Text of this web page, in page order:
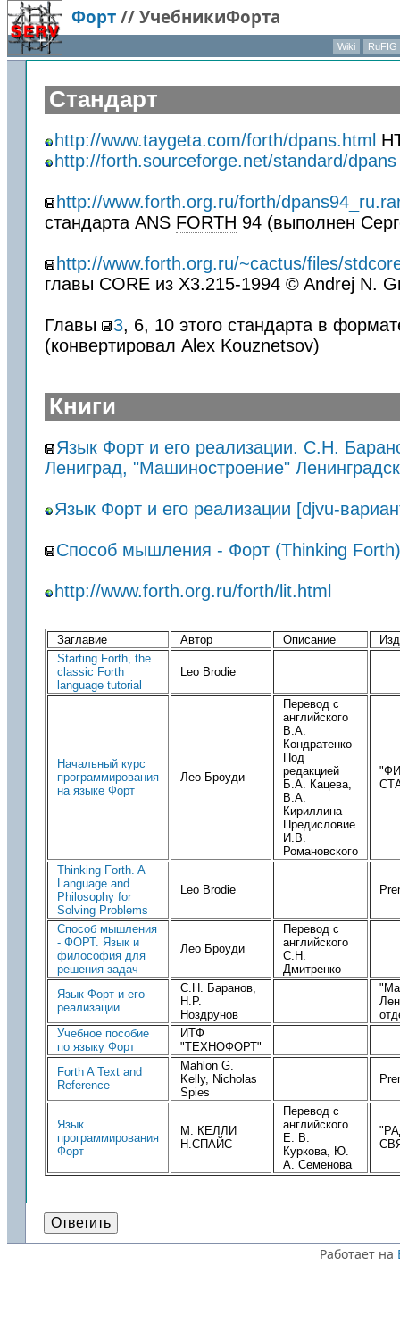
Форт // УчебникиФорта
Wiki RuFIG
Стандарт
http://www.taygeta.com/forth/dpans.html
http://forth.sourceforge.net/standard/dpans
http://www.forth.org.ru/forth/
стандарта ANS FORTH 94 (выполнен
http://www.forth.org.ru/~cactus/files/
главы CORE из X3.215-1994 © Andrej N.
Главы 3, 6, 10 этого стандарта в
(конвертировал Alex Kouznetsov)
Книги
Язык Форт и его реализации. С.Н.
Лениград, "Машиностроение"
Язык Форт и его реализации [djvu-
Способ мышления - Форт (Thinking Forth)
http://www.forth.org.ru/forth/lit.html
Заглавие Автор Описание
Starting Forth, the
classic Forth
language tutorial
Leo Brodie
Начальный курс
программирования
на языке Форт
Лео Броуди
Перевод с
английского
В.А.
Кондратенко
Под
редакцией
Б.А. Кацева,
В.А.
Кириллина
Предисловие
И.В.
Романовского
Thinking Forth. A
Language and
Philosophy for
Solving Problems
Leo Brodie
Способ мышления
- ФОРТ. Язык и
философия для
решения задач
Лео Броуди
Перевод с
английского
С.Н.
Дмитренко
Язык Форт и его
реализации
С.Н. Баранов,
Н.Р.
Ноздрунов
Учeбное пособие
по языку Форт
ИТФ
"ТЕХНОФОРТ"
Forth A Text and
Reference
Mahlon G.
Kelly, Nicholas
Spies
Язык
программирования
Форт
М. КЕЛЛИ
Н.СПАЙС
Перевод с
английского
Е. В.
Куркова, Ю.
А. Семенова
Ответить
Работает на